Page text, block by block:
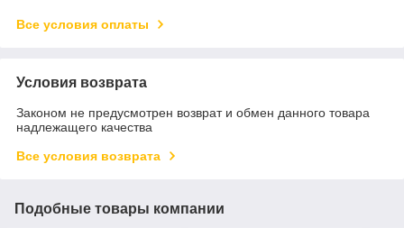
Все условия оплаты
Условия возврата
Законом не предусмотрен возврат и обмен данного товара
надлежащего качества
Все условия возврата
Подобные товары компании